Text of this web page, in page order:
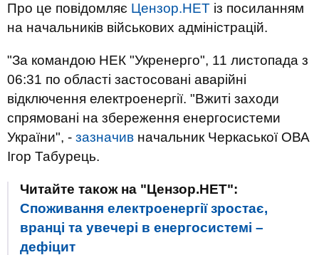
Про це повідомляє Цензор.НЕТ із посиланням
на начальників військових адміністрацій.
"За командою НЕК "Укренерго", 11 листопада з
06:31 по області застосовані аварійні
відключення електроенергії. "Вжиті заходи
спрямовані на збереження енергосистеми
України", - зазначив начальник Черкаської ОВА
Ігор Табурець.
Читайте також на "Цензор.НЕТ":
Споживання електроенергії зростає,
вранці та увечері в енергосистемі –
дефіцит